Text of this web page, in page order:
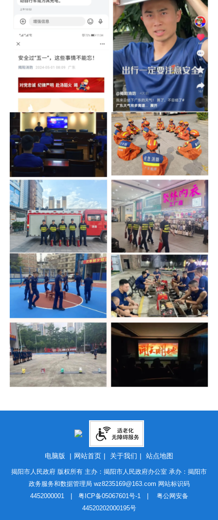
电脑版 | 网站首页 | 关于我们 | 站点地图
揭阳市人民政府 版权所有 主办：揭阳市人民政府办公室 承办：揭阳市
政务服务和数据管理局 wz8235169@163.com 网站标识码
4452000001 | 粤ICP备05067601号-1
粤公网安备
44520202000195号